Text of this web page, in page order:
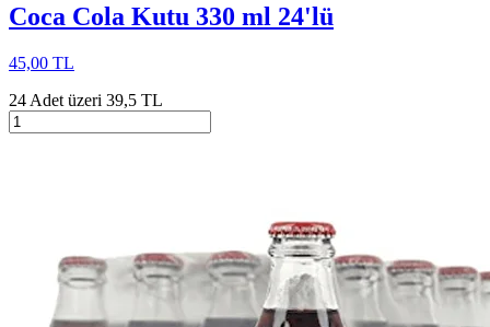
Coca Cola Kutu 330 ml 24'lü
45,00 TL
24 Adet üzeri 39,5 TL